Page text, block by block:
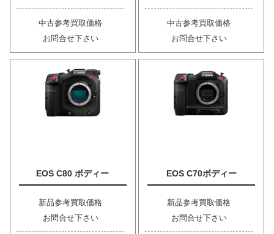
中古参考買取価格
お問合せ下さい
中古参考買取価格
お問合せ下さい
EOS C80 ボディー
新品参考買取価格
お問合せ下さい
EOS C70ボディー
新品参考買取価格
お問合せ下さい